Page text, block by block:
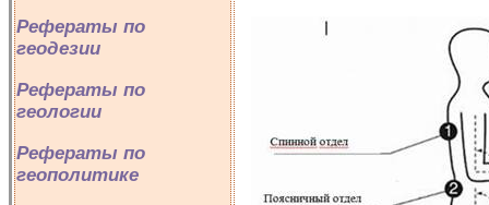
Рефераты по
геодезии
Рефераты по
геологии
Рефераты по
геополитике